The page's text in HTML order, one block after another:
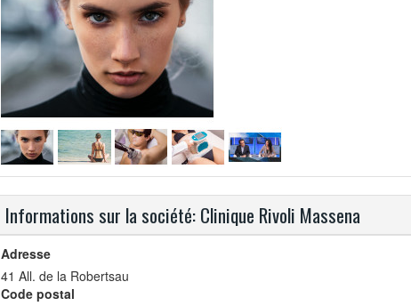
Informations sur la société: Clinique Rivoli Massena
Adresse
41 All. de la Robertsau
Code postal